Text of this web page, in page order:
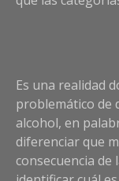
Es una realidad
problemático de
alcohol, en
diferenciar que
consecuencia de